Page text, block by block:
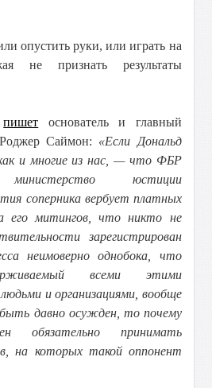
опустить руки, или играть на
не признать результаты
пишет основатель и главный
Саймон: «Если Дональд
и многие из нас, — что ФБР
министерство юстиции
соперника вербует платных
его митингов, что никто не
зарегистрирован
неимоверно однобока, что
всеми этими
и организациями, вообще
давно осужден, то почему
обязательно принимать
на которых такой оппонент